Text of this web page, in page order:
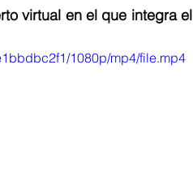
virtual en el que integra el
1080p/mp4/file.mp4